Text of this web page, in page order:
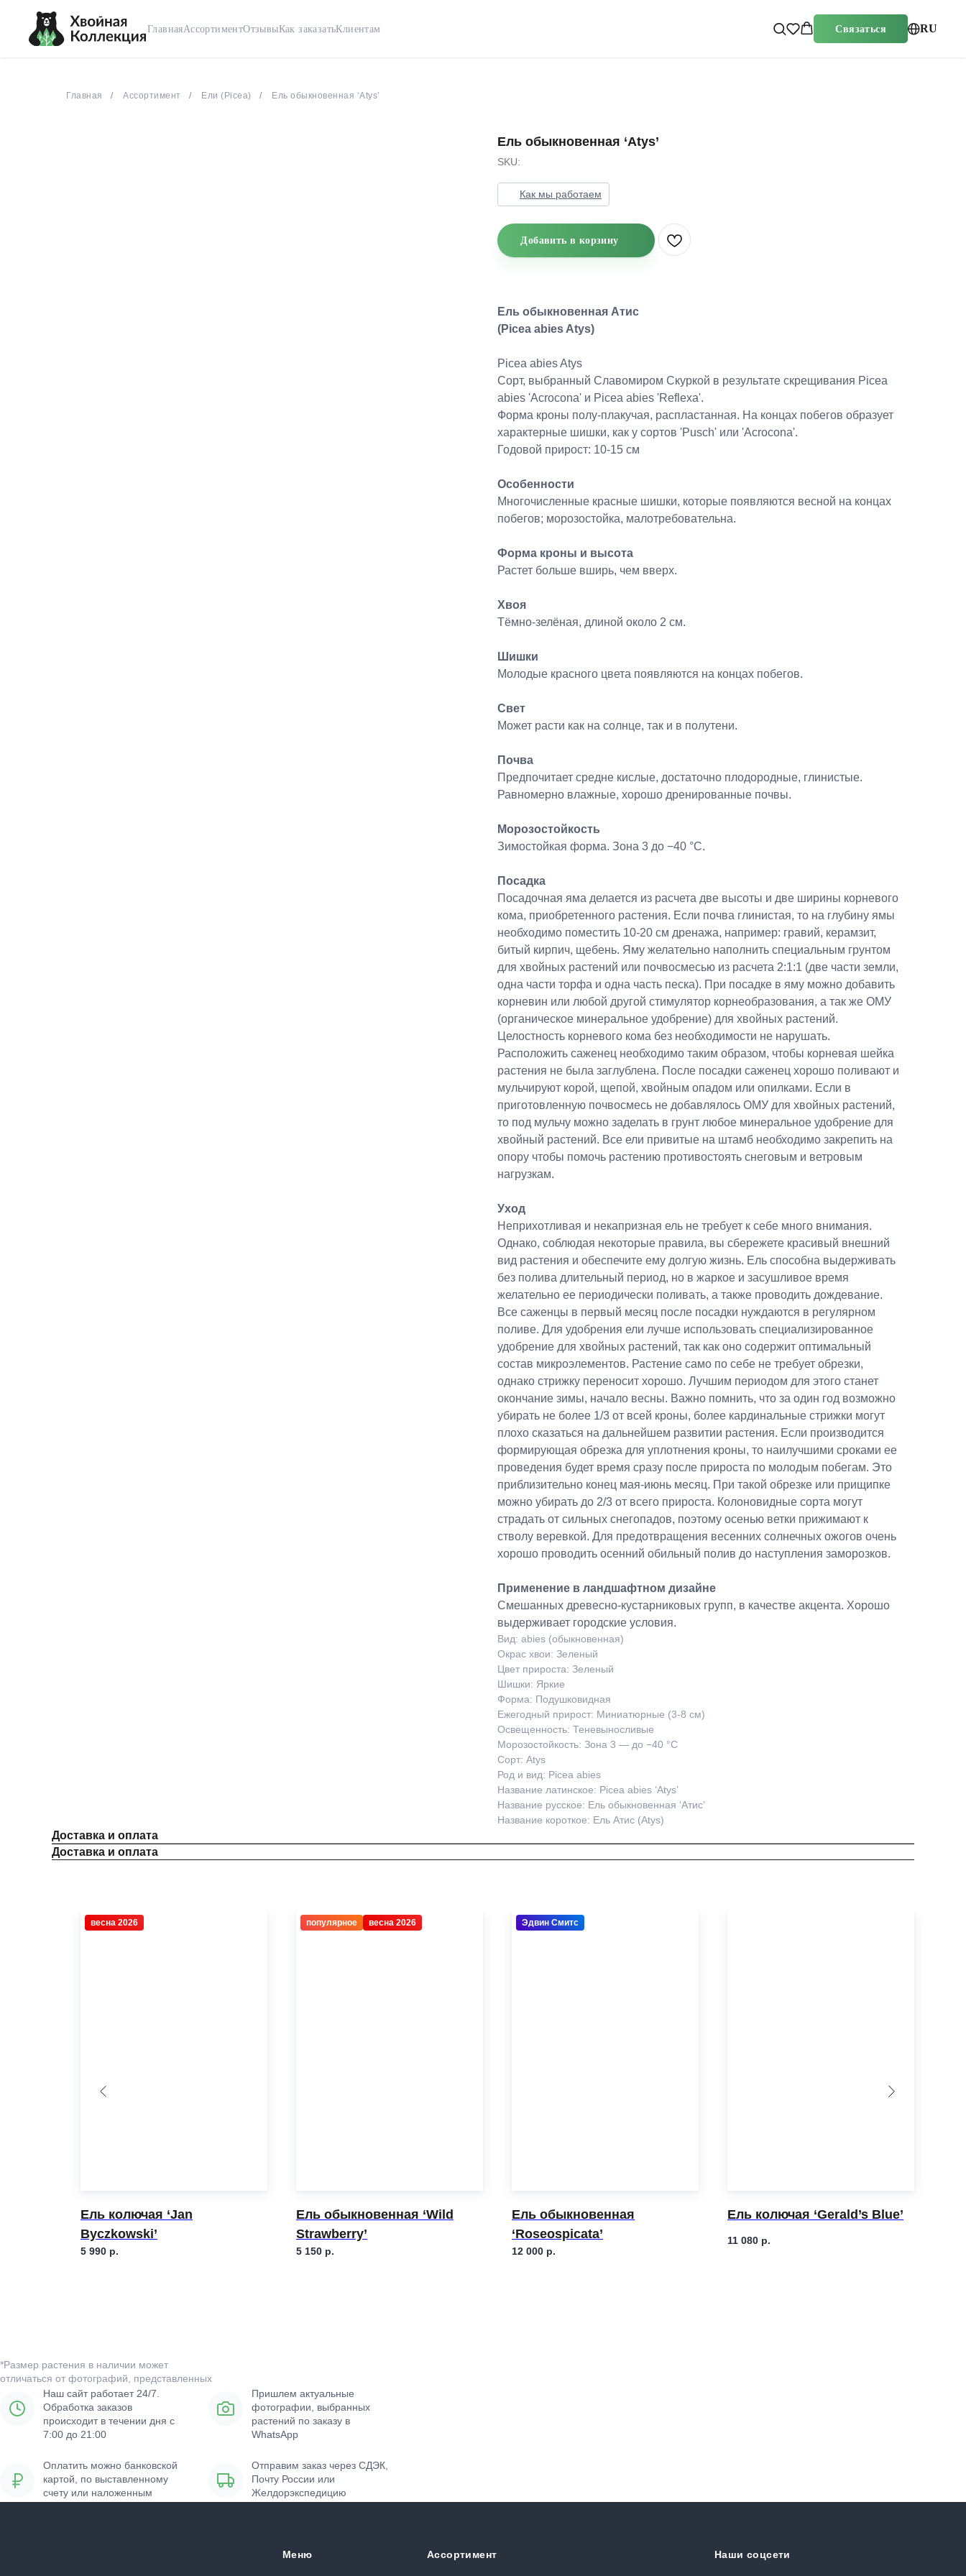
ГлавнаяАссортиментОтзывыКак заказатьКлиентам Связаться RU
Главная Ассортимент Ели (Picea) Ель обыкновенная ‘Atys’
Ель обыкновенная ‘Atys’
SKU:
Как мы работаем
Добавить в корзину
Ель обыкновенная Атис
(Picea abies Atys)
Picea abies Atys
Сорт, выбранный Славомиром Скуркой в ​​результате скрещивания Picea
abies 'Acrocona' и Picea abies 'Reflexa'.
Форма кроны полу-плакучая, распластанная. На концах побегов образует
характерные шишки, как у сортов 'Pusch' или 'Acrocona'.
Годовой прирост: 10-15 см
Особенности
Многочисленные красные шишки, которые появляются весной на концах
побегов; морозостойка, малотребовательна.
Форма кроны и высота
Растет больше вширь, чем вверх.
Хвоя
Тёмно-зелёная, длиной около 2 см.
Шишки
Молодые красного цвета появляются на концах побегов.
Свет
Может расти как на солнце, так и в полутени.
Почва
Предпочитает средне кислые, достаточно плодородные, глинистые.
Равномерно влажные, хорошо дренированные почвы.
Морозостойкость
Зимостойкая форма. Зона 3 до −40 °C.
Посадка
Посадочная яма делается из расчета две высоты и две ширины корневого
кома, приобретенного растения. Если почва глинистая, то на глубину ямы
необходимо поместить 10-20 см дренажа, например: гравий, керамзит,
битый кирпич, щебень. Яму желательно наполнить специальным грунтом
для хвойных растений или почвосмесью из расчета 2:1:1 (две части земли,
одна части торфа и одна часть песка). При посадке в яму можно добавить
корневин или любой другой стимулятор корнеобразования, а так же ОМУ
(органическое минеральное удобрение) для хвойных растений.
Целостность корневого кома без необходимости не нарушать.
Расположить саженец необходимо таким образом, чтобы корневая шейка
растения не была заглублена. После посадки саженец хорошо поливают и
мульчируют корой, щепой, хвойным опадом или опилками. Если в
приготовленную почвосмесь не добавлялось ОМУ для хвойных растений,
то под мульчу можно заделать в грунт любое минеральное удобрение для
хвойный растений. Все ели привитые на штамб необходимо закрепить на
опору чтобы помочь растению противостоять снеговым и ветровым
нагрузкам.
Уход
Неприхотливая и некапризная ель не требует к себе много внимания.
Однако, соблюдая некоторые правила, вы сбережете красивый внешний
вид растения и обеспечите ему долгую жизнь. Ель способна выдерживать
без полива длительный период, но в жаркое и засушливое время
желательно ее периодически поливать, а также проводить дождевание.
Все саженцы в первый месяц после посадки нуждаются в регулярном
поливе. Для удобрения ели лучше использовать специализированное
удобрение для хвойных растений, так как оно содержит оптимальный
состав микроэлементов. Растение само по себе не требует обрезки,
однако стрижку переносит хорошо. Лучшим периодом для этого станет
окончание зимы, начало весны. Важно помнить, что за один год возможно
убирать не более 1/3 от всей кроны, более кардинальные стрижки могут
плохо сказаться на дальнейшем развитии растения. Если производится
формирующая обрезка для уплотнения кроны, то наилучшими сроками ее
проведения будет время сразу после прироста по молодым побегам. Это
приблизительно конец мая-июнь месяц. При такой обрезке или прищипке
можно убирать до 2/3 от всего прироста. Колоновидные сорта могут
страдать от сильных снегопадов, поэтому осенью ветки прижимают к
стволу веревкой. Для предотвращения весенних солнечных ожогов очень
хорошо проводить осенний обильный полив до наступления заморозков.
Применение в ландшафтном дизайне
Смешанных древесно-кустарниковых групп, в качестве акцента. Хорошо
выдерживает городские условия.
Вид: abies (обыкновенная)
Окрас хвои: Зеленый
Цвет прироста: Зеленый
Шишки: Яркие
Форма: Подушковидная
Ежегодный прирост: Миниатюрные (3-8 см)
Освещенность: Теневыносливые
Морозостойкость: Зона 3 — до −40 °C
Сорт: Atys
Род и вид: Picea abies
Название латинское: Picea abies ‘Atys’
Название русское: Ель обыкновенная ‘Атис’
Название короткое: Ель Атис (Atys)
Доставка и оплата
Доставка и оплата
весна 2026
Ель колючая ‘Jan
Byczkowski’
5 990 р.
популярное весна 2026
Ель обыкновенная ‘Wild
Strawberry’
5 150 р.
Эдвин Смитс
Ель обыкновенная
‘Roseospicata’
12 000 р.
Ель колючая ‘Gerald’s Blue’
11 080 р.
*Размер растения в наличии может
отличаться от фотографий, представленных
Наш сайт работает 24/7.
Обработка заказов
происходит в течении дня с
7:00 до 21:00
Пришлем актуальные
фотографии, выбранных
растений по заказу в
WhatsApp
Отправим заказ через СДЭК,
Почту России или
Желдорэкспедицию
Оплатить можно банковской
картой, по выставленному
счету или наложенным
Меню Ассортимент Наши соцсети